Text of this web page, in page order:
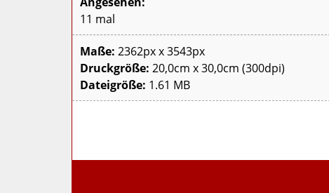
11 mal
Maße: 2362px x 3543px
Druckgröße: 20,0cm x 30,0cm (300dpi)
Dateigröße: 1.61 MB